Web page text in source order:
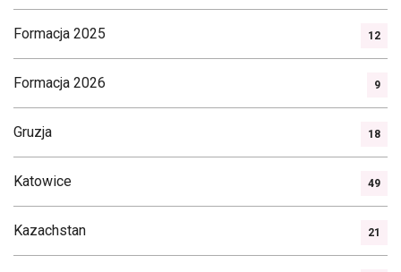
Formacja 2025 12
Formacja 2026 9
Gruzja 18
Katowice 49
Kazachstan 21